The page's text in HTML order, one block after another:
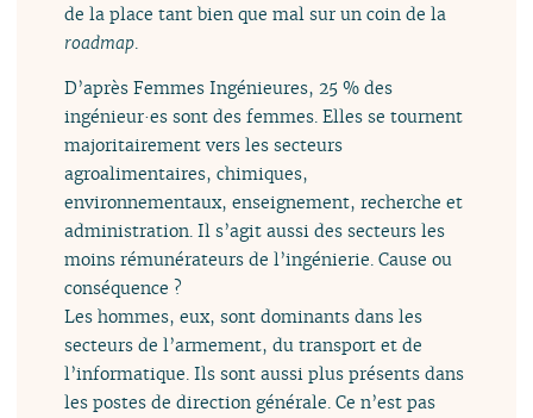
de la place tant bien que mal sur un coin de la
roadmap.
D’après Femmes Ingénieures, 25 % des
ingénieur·es sont des femmes. Elles se tournent
majoritairement vers les secteurs
agroalimentaires, chimiques,
environnementaux, enseignement, recherche et
administration. Il s’agit aussi des secteurs les
moins rémunérateurs de l’ingénierie. Cause ou
conséquence ?
Les hommes, eux, sont dominants dans les
secteurs de l’armement, du transport et de
l’informatique. Ils sont aussi plus présents dans
les postes de direction générale. Ce n’est pas